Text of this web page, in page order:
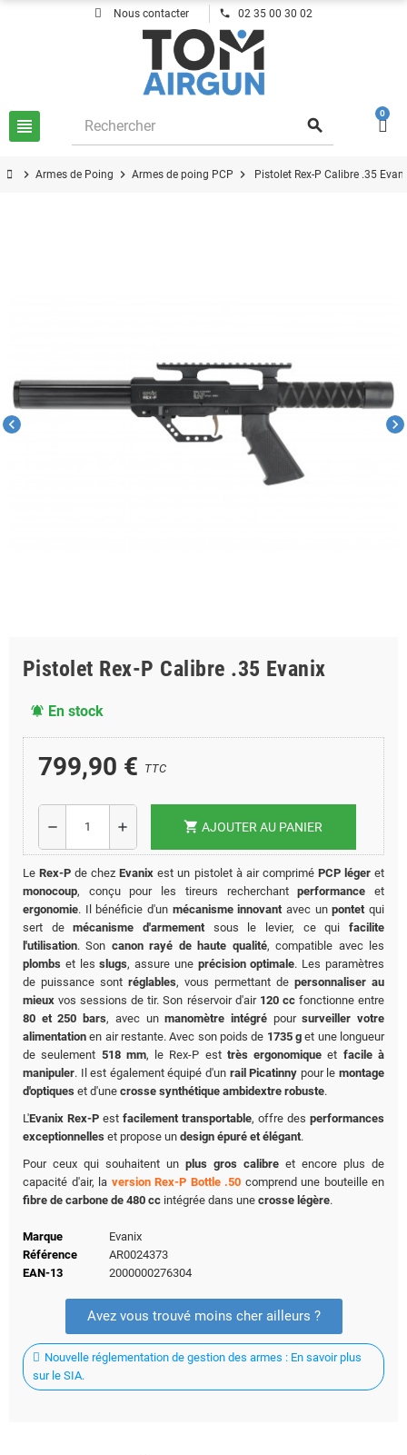
Nous contacter phone 02 35 00 30 02
view_headline search
0
chevron_right Armes de Poing chevron_right Armes de poing PCP chevron_right Pistolet Rex-P Calibre .35
chevron_left chevron_right
Pistolet Rex-P Calibre .35 Evanix
notifications_active En stock
799,90 € TTC
remove add shopping_cart AJOUTER AU PANIER
Le Rex-P de chezEvanix est un pistolet à air comprimé PCP légeret
monocoup, conçu pour les tireurs recherchantperformance et
ergonomie. Il bénéficie d'un mécanisme innovantavec unpontet qui
sert demécanisme d'armement sous le levier, ce quifacilite
l'utilisation. Son canon rayé de haute qualité, compatible avec les
plombs et les slugs, assure une précision optimale. Les paramètres
de puissance sont réglables, vous permettant de personnaliser au
mieux vos sessions de tir. Son réservoir d'air 120 ccfonctionne entre
80 et 250 bars, avec unmanomètre intégrépoursurveiller votre
alimentation en air restante. Avec son poids de 1735 g et une longueur
de seulement 518 mm, le Rex-P est très ergonomique et facile à
manipuler. Il est également équipé d'un rail Picatinny pour lemontage
d'optiques et d'une crosse synthétique ambidextre robuste.
L'Evanix Rex-P est facilement transportable, offre des performances
exceptionnelles et propose un design épuré et élégant.
Pour ceux qui souhaitent un plus gros calibre et encore plus de
capacité d'air, la version Rex-P Bottle .50 comprend une bouteille en
fibre de carbone de 480 cc intégrée dans une crosse légère.
Marque
Evanix
Référence
AR0024373
EAN-13
2000000276304
Avez vous trouvé moins cher ailleurs ?
Nouvelle réglementation de gestion des armes : En savoir plus
sur le SIA.